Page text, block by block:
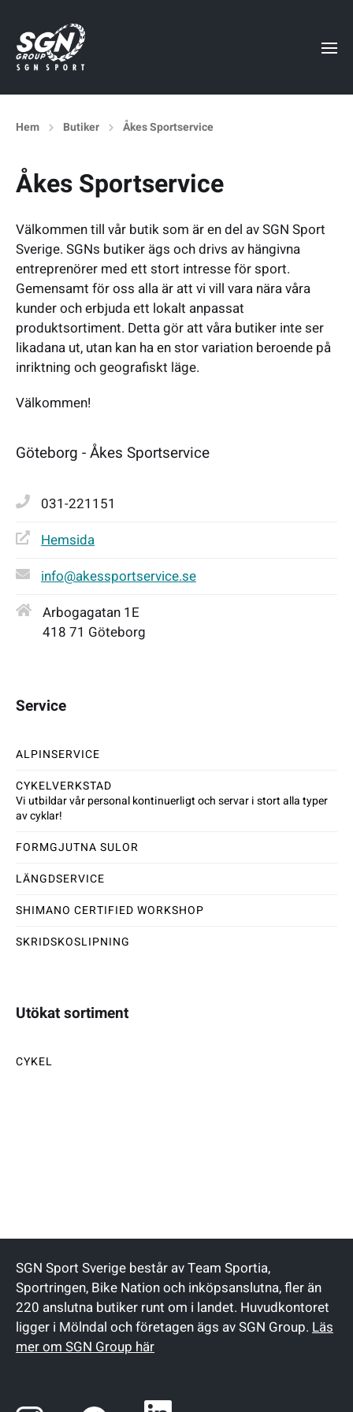
Hem Butiker Åkes Sportservice
Åkes Sportservice
Välkommen till vår butik som är en del av SGN Sport
Sverige. SGNs butiker ägs och drivs av hängivna
entreprenörer med ett stort intresse för sport.
Gemensamt för oss alla är att vi vill vara nära våra
kunder och erbjuda ett lokalt anpassat
produktsortiment. Detta gör att våra butiker inte ser
likadana ut, utan kan ha en stor variation beroende på
inriktning och geografiskt läge.
Välkommen!
Göteborg - Åkes Sportservice
031-221151
Hemsida
info@akessportservice.se
Arbogagatan 1E
418 71 Göteborg
Service
ALPINSERVICE
CYKELVERKSTAD
Vi utbildar vår personal kontinuerligt och servar i stort alla typer
av cyklar!
FORMGJUTNA SULOR
LÄNGDSERVICE
SHIMANO CERTIFIED WORKSHOP
SKRIDSKOSLIPNING
Utökat sortiment
CYKEL
SGN Sport Sverige består av Team Sportia,
Sportringen, Bike Nation och inköpsanslutna, fler än
220 anslutna butiker runt om i landet. Huvudkontoret
ligger i Mölndal och företagen ägs av SGN Group. Läs
mer om SGN Group här